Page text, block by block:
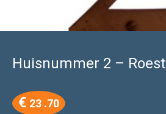
Huisnummer 2 – Roest
€ 23 .70